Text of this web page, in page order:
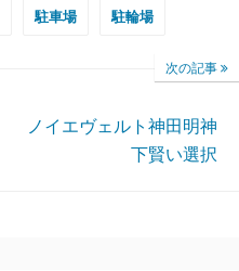
駐車場 駐輪場
次の記事
ノイエヴェルト神田明神
下賢い選択